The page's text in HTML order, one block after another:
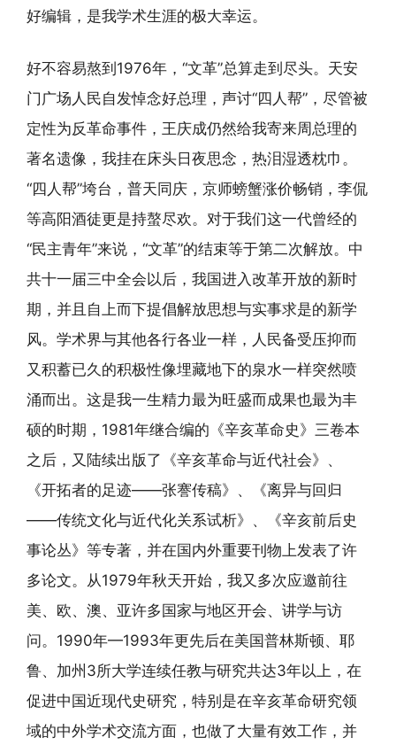
好编辑，是我学术生涯的极大幸运。
好不容易熬到1976年，“文革”总算走到尽头。天安
门广场人民自发悼念好总理，声讨“四人帮”，尽管被
定性为反革命事件，王庆成仍然给我寄来周总理的
著名遗像，我挂在床头日夜思念，热泪湿透枕巾。
“四人帮”垮台，普天同庆，京师螃蟹涨价畅销，李侃
等高阳酒徒更是持螯尽欢。对于我们这一代曾经的
“民主青年”来说，“文革”的结束等于第二次解放。中
共十一届三中全会以后，我国进入改革开放的新时
期，并且自上而下提倡解放思想与实事求是的新学
风。学术界与其他各行各业一样，人民备受压抑而
又积蓄已久的积极性像埋藏地下的泉水一样突然喷
涌而出。这是我一生精力最为旺盛而成果也最为丰
硕的时期，1981年继合编的《辛亥革命史》三卷本
之后，又陆续出版了《辛亥革命与近代社会》、
《开拓者的足迹——张謇传稿》、《离异与回归
——传统文化与近代化关系试析》、《辛亥前后史
事论丛》等专著，并在国内外重要刊物上发表了许
多论文。从1979年秋天开始，我又多次应邀前往
美、欧、澳、亚许多国家与地区开会、讲学与访
问。1990年—1993年更先后在美国普林斯顿、耶
鲁、加州3所大学连续任教与研究共达3年以上，在
促进中国近现代史研究，特别是在辛亥革命研究领
域的中外学术交流方面，也做了大量有效工作，并